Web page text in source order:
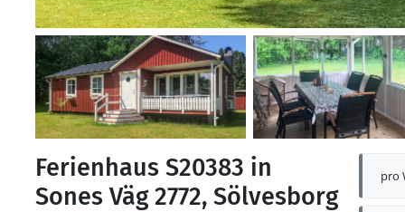
pro
Ferienhaus S20383 in
Sones Väg 2772, Sölvesborg